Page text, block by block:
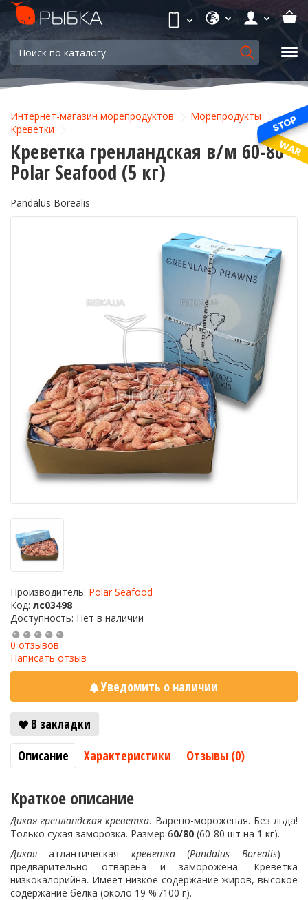
Интернет-магазин морепродуктов
Морепродукты
Креветки
Креветка гренландская в/м 60-80
Polar Seafood (5 кг)
Pandalus Borealis
Производитель: Polar Seafood
Код: лс03498
Доступность: Нет в наличии
0 отзывов
Написать отзыв
Уведомить о наличии
В закладки
Описание
Характеристики Отзывы (0)
Краткое описание
Дикая гренландская креветка. Варено-мороженая. Без льда!
Только сухая заморозка. Размер 60/80 (60-80 шт на 1 кг).
Дикаяатлантическая креветка(Pandalus Borealis) –
предварительно отварена и заморожена. Креветка
низкокалорийна. Имеет низкое содержание жиров, высокое
содержание белка (около 19 % /100 г).